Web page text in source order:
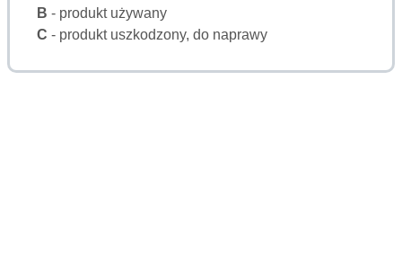
B - produkt używany
C - produkt uszkodzony, do naprawy